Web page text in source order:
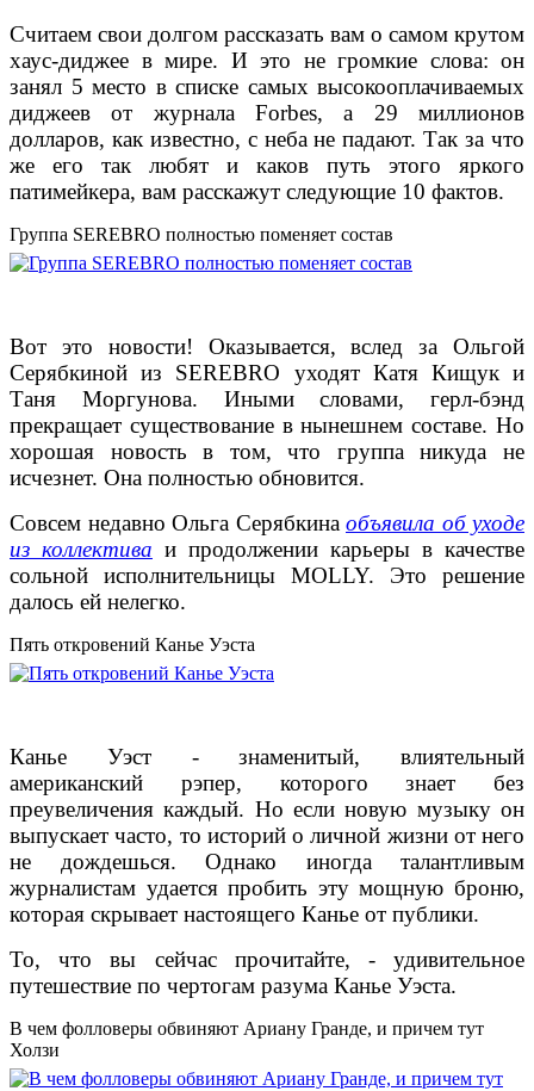
Считаем свои долгом рассказать вам о самом крутом
хаус-диджее в мире. И это не громкие слова: он
занял 5 место в списке самых высокооплачиваемых
диджеев от журнала Forbes, а 29 миллионов
долларов, как известно, с неба не падают. Так за что
же его так любят и каков путь этого яркого
патимейкера, вам расскажут следующие 10 фактов.
Группа SEREBRO полностью поменяет состав
Вот это новости! Оказывается, вслед за Ольгой
Серябкиной из SEREBRO уходят Катя Кищук и
Таня Моргунова. Иными словами, герл-бэнд
прекращает существование в нынешнем составе. Но
хорошая новость в том, что группа никуда не
исчезнет. Она полностью обновится.
Совсем недавно Ольга Серябкина объявила об уходе
из коллектива и продолжении карьеры в качестве
сольной исполнительницы MOLLY. Это решение
далось ей нелегко.
Пять откровений Канье Уэста
Канье Уэст - знаменитый, влиятельный
американский рэпер, которого знает без
преувеличения каждый. Но если новую музыку он
выпускает часто, то историй о личной жизни от него
не дождешься. Однако иногда талантливым
журналистам удается пробить эту мощную броню,
которая скрывает настоящего Канье от публики.
То, что вы сейчас прочитайте, - удивительное
путешествие по чертогам разума Канье Уэста.
В чем фолловеры обвиняют Ариану Гранде, и причем тут
Холзи